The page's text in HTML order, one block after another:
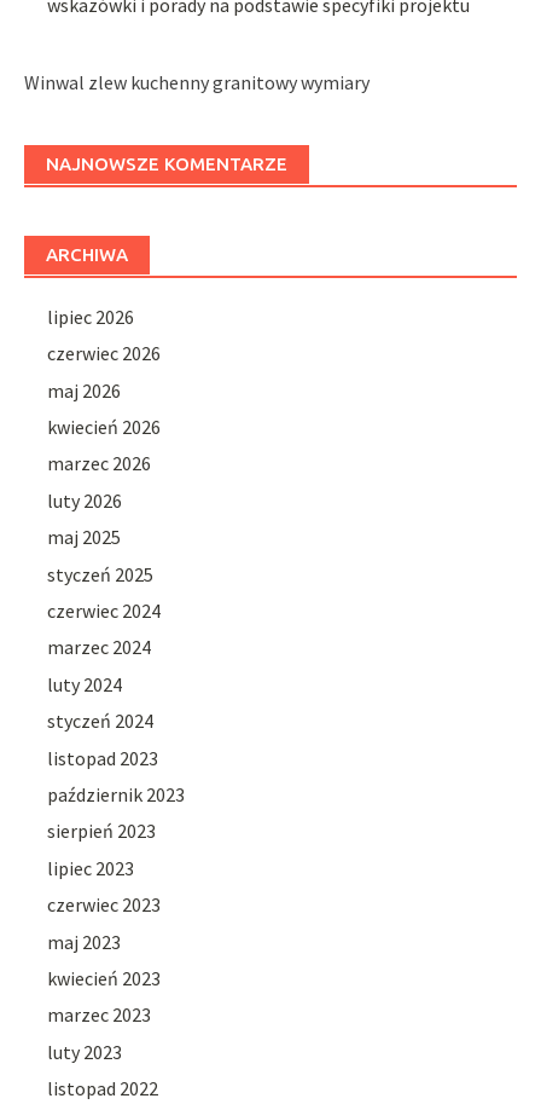
Winwal zlew kuchenny granitowy wymiary
NAJNOWSZE KOMENTARZE
ARCHIWA
lipiec 2026
czerwiec 2026
maj 2026
kwiecień 2026
marzec 2026
luty 2026
maj 2025
styczeń 2025
czerwiec 2024
marzec 2024
luty 2024
styczeń 2024
listopad 2023
październik 2023
sierpień 2023
lipiec 2023
czerwiec 2023
maj 2023
kwiecień 2023
marzec 2023
luty 2023
listopad 2022